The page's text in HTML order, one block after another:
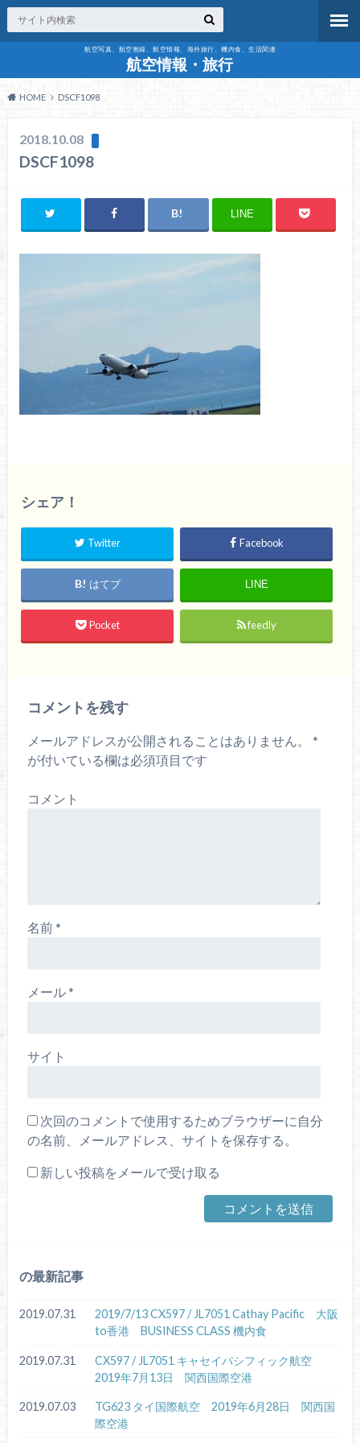
航空写真、航空無線、航空情報、海外旅行、機内食、生活関連
航空情報・旅行
HOME DSCF1098
2018.10.08
DSCF1098
LINE
シェア！
Twitter Facebook
はてブ LINE
Pocket feedly
コメントを残す
メールアドレスが公開されることはありません。
*
が付いている欄は必須項目です
コメント
名前*
メール*
サイト
次回のコメントで使用するためブラウザーに自分
の名前、メールアドレス、サイトを保存する。
新しい投稿をメールで受け取る
の最新記事
2019.07.31
2019/7/13 CX597 / JL7051 Cathay Pacific 大阪
to香港 BUSINESS CLASS 機内食
2019.07.31
CX597 / JL7051 キャセイパシフィック航空
2019年7月13日 関西国際空港
2019.07.03
TG623 タイ国際航空 2019年6月28日 関西国
際空港